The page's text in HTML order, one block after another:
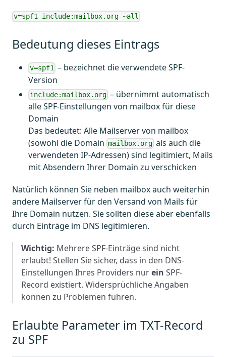
v=spf1 include:mailbox.org ~all
Bedeutung dieses Eintrags
v=spf1 – bezeichnet die verwendete SPF-
Version
include:mailbox.org – übernimmt automatisch
alle SPF-Einstellungen von mailbox für diese
Domain
Das bedeutet: Alle Mailserver von mailbox
(sowohl die Domain mailbox.org als auch die
verwendeten IP-Adressen) sind legitimiert, Mails
mit Absendern Ihrer Domain zu verschicken
Natürlich können Sie neben mailbox auch weiterhin
andere Mailserver für den Versand von Mails für
Ihre Domain nutzen. Sie sollten diese aber ebenfalls
durch Einträge im DNS legitimieren.
Wichtig: Mehrere SPF-Einträge sind nicht
erlaubt! Stellen Sie sicher, dass in den DNS-
Einstellungen Ihres Providers nurein SPF-
Record existiert. Widersprüchliche Angaben
können zu Problemen führen.
Erlaubte Parameter im TXT-Record
zu SPF